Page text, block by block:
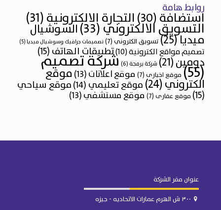
روابط هامة
استضافة(30) التجارة الالكترونية(31)
التسويق الالكتروني (33) السوشيال
ميديا(25) تسويق الكتروني (7) تصميمات جرافيك وسوشيال ميديا (5)
تصميم مواقع الكترونية(10) تطبيقات الهاتف (15)
دومين(21) شركة برمجة (6) شركة تصميم (55) موقع اخبارى (7) موقع اعلانات(13) موقع
الكتروني (24) موقع تعليمي (14) موقع سياحي
(15) موقع عقارى (7) موقع مستشفي(13)
عنوان مقر الشركة